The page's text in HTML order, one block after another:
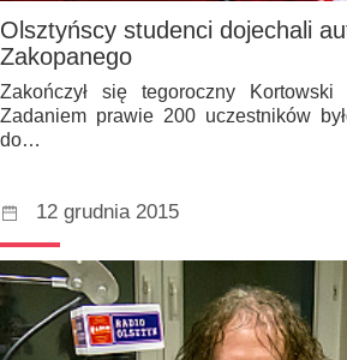
Olsztyńscy studenci dojechali
Zakopanego
Zakończył się tegoroczny Kortowski
Zadaniem prawie 200 uczestników
do…
12 grudnia 2015